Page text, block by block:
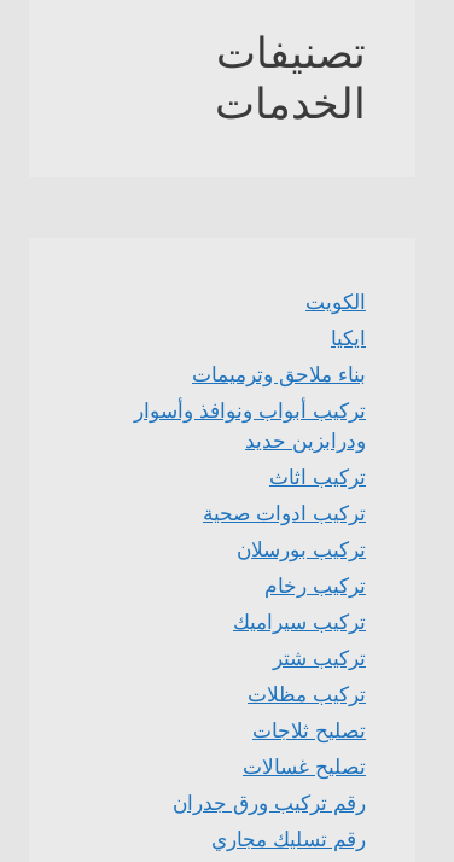
تصنيفات
الخدمات
الكويت
ايكيا
بناء ملاحق وترميمات
تركيب أبواب ونوافذ وأسوار
ودرابزين حديد
تركيب اثاث
تركيب ادوات صحية
تركيب بورسلان
تركيب رخام
تركيب سيراميك
تركيب شتر
تركيب مظلات
تصليح ثلاجات
تصليح غسالات
رقم تركيب ورق جدران
رقم تسليك مجاري